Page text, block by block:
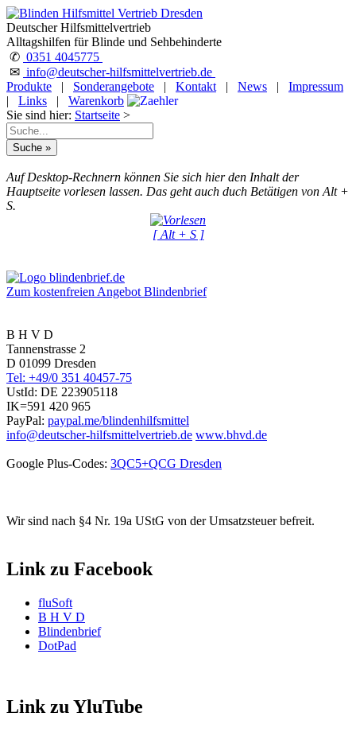
Deutscher Hilfsmittelvertrieb
Alltagshilfen für Blinde und Sehbehinderte
✆ 0351 4045775
✉ info@deutscher-hilfsmittelvertrieb.de
Produkte
| Sonderangebote | Kontakt | News |
Impressum
|
Links |
Warenkorb
Sie sind hier: Startseite >
Auf Desktop-Rechnern können Sie sich hier den Inhalt der
Hauptseite vorlesen lassen. Das geht auch duch Betätigen von Alt +
S.
[ Alt + S ]
Zum kostenfreien Angebot Blindenbrief
B H V D
Tannenstrasse 2
D 01099 Dresden
Tel: +49/0 351 40457-75
UstId: DE 223905118
IK=591 420 965
PayPal: paypal.me/blindenhilfsmittel
info@deutscher-hilfsmittelvertrieb.de www.bhvd.de
Google Plus-Codes: 3QC5+QCG Dresden
Wir sind nach §4 Nr. 19a UStG von der Umsatzsteuer befreit.
Link zu Facebook
fluSoft
B H V D
Blindenbrief
DotPad
Link zu YluTube